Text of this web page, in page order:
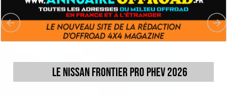
Le Nissan Frontier Pro PHEV 2026